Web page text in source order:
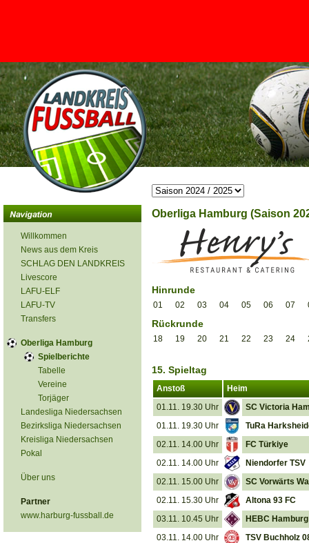
<
Willkommen
News aus dem Kreis
SCHLAG DEN LANDKREIS
Livescore
LAFU-ELF
LAFU-TV
Transfers
Oberliga Hamburg
Spielberichte
Tabelle
Vereine
Torjäger
Landesliga Niedersachsen
Bezirksliga Niedersachsen
Kreisliga Niedersachsen
Pokal
Über uns
Partner
www.harburg-fussball.de
Oberliga Hamburg (Saison
Hinrunde
01 02 03 04 05 06 07
Rückrunde
18 19 20 21 22 23 24
15. Spieltag
Anstoß
Heim
01.11. 19.30 Uhr
SC Victoria
01.11. 19.30 Uhr
TuRa
02.11. 14.00 Uhr
FC Türkiye
02.11. 14.00 Uhr
Niendorfer TSV
02.11. 15.00 Uhr
SC Vorwärts
02.11. 15.30 Uhr
Altona 93 FC
03.11. 10.45 Uhr
HEBC Hamburg
03.11. 14.00 Uhr
TSV Buchholz